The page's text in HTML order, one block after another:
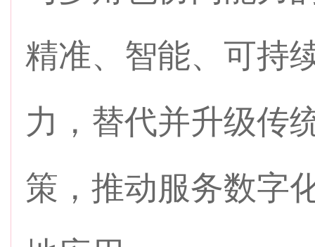
精准、智能、可持
力，替代并升级传
策，推动服务数字